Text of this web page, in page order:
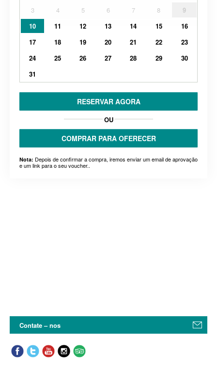
3
4 5 6 7 8
9
10
11 12 13 14 15
16
17
18 19 20 21 22
23
24
25 26 27 28 29
30
31
RESERVAR AGORA
OU
COMPRAR PARA OFERECER
Nota: Depois de confirmar a compra, iremos enviar um email de aprovação
e um link para o seu voucher..
Contate – nos